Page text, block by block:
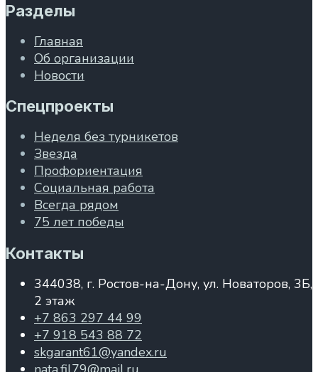
Разделы
Главная
Об организации
Новости
Спецпроекты
Неделя без турникетов
Звезда
Профориентация
Социальная работа
Всегда рядом
75 лет победы
Контакты
344038, г. Ростов-на-Дону, ул. Новаторов, 3Б,
2 этаж
+7 863 297 44 99
+7 918 543 88 72
skgarant61@yandex.ru